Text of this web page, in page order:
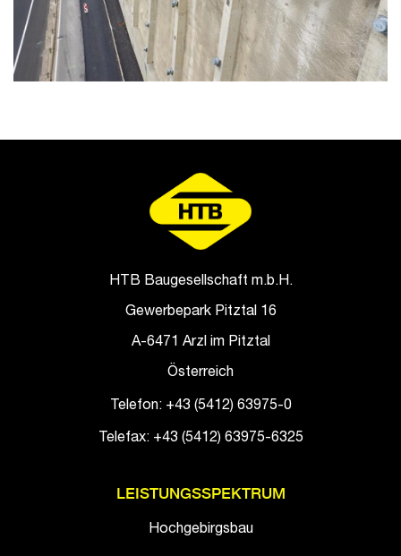
HTB Baugesellschaft m.b.H.
Gewerbepark Pitztal 16
A-6471 Arzl im Pitztal
Österreich
Telefon: +43 (5412) 63975-0
Telefax: +43 (5412) 63975-6325
LEISTUNGSSPEKTRUM
Hochgebirgsbau